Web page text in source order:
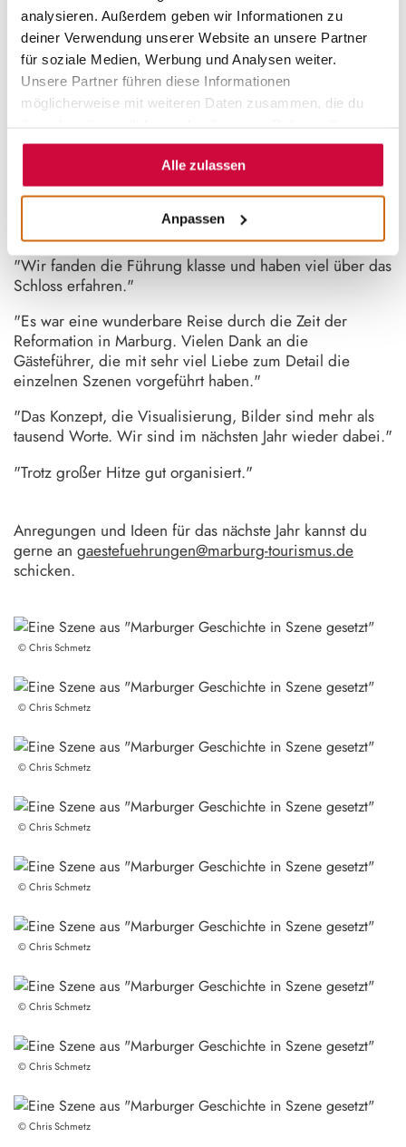
analysieren. Außerdem geben wir Informationen zu
deiner Verwendung unserer Website an unsere Partner
für soziale Medien, Werbung und Analysen weiter.
Unsere Partner führen diese Informationen
möglicherweise mit weiteren Daten zusammen, die du
Nutzung der Dienste gesammelt haben.
Alle zulassen
Anpassen
Verfügung gestellt hat.
EINEN AUSZUG AUS DEN
BEWERTUNGEN UND
RÜCKMELDUNGEN FASSEN WIR HIER
"Tolle Inszenierung der Stadtgeschichte mit einem sehr
angenehmen Weg. Auf die Wetterumstände würde
perfekt eingegangen und so ein sehr schönes Erlebnisse
ermöglicht. Vielen Dank!"
"Wir fanden die Führung klasse und haben viel über das
Schloss erfahren."
"Es war eine wunderbare Reise durch die Zeit der
Reformation in Marburg. Vielen Dank an die
Gästeführer, die mit sehr viel Liebe zum Detail die
einzelnen Szenen vorgeführt haben."
"Das Konzept, die Visualisierung, Bilder sind mehr als
tausend Worte. Wir sind im nächsten Jahr wieder dabei."
"Trotz großer Hitze gut organisiert."
Anregungen und Ideen für das nächste Jahr kannst du
gerne an gaestefuehrungen@marburg-tourismus.de
schicken.
©Chris Schmetz
©Chris Schmetz
©Chris Schmetz
©Chris Schmetz
©Chris Schmetz
©Chris Schmetz
©Chris Schmetz
©Chris Schmetz
©Chris Schmetz